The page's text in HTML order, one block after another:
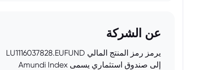
عن الشركة
يرمز رمز المنتج المالي LU1116037828.EUFUND
إلى صندوق استثماري يسمى Amundi Index